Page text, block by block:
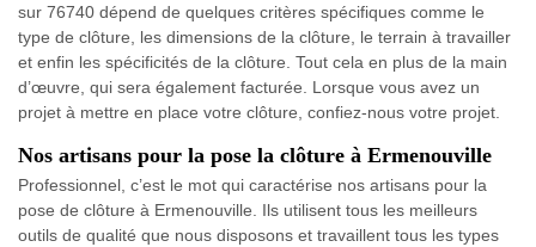
sur 76740 dépend de quelques critères spécifiques comme le
type de clôture, les dimensions de la clôture, le terrain à travailler
et enfin les spécificités de la clôture. Tout cela en plus de la main
d’œuvre, qui sera également facturée. Lorsque vous avez un
projet à mettre en place votre clôture, confiez-nous votre projet.
Nos artisans pour la pose la clôture à Ermenouville
Professionnel, c’est le mot qui caractérise nos artisans pour la
pose de clôture à Ermenouville. Ils utilisent tous les meilleurs
outils de qualité que nous disposons et travaillent tous les types